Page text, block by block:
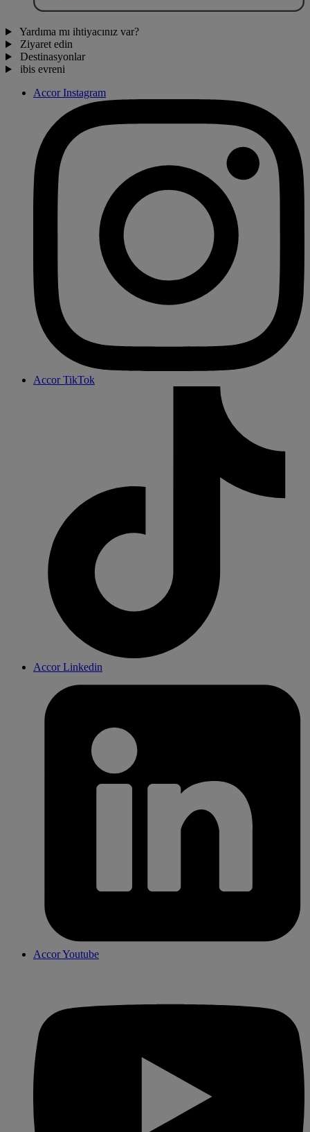
Yardıma mı ihtiyacınız var?
Ziyaret edin
Destinasyonlar
ibis evreni
Accor Instagram
Accor TikTok
Accor Linkedin
Accor Youtube